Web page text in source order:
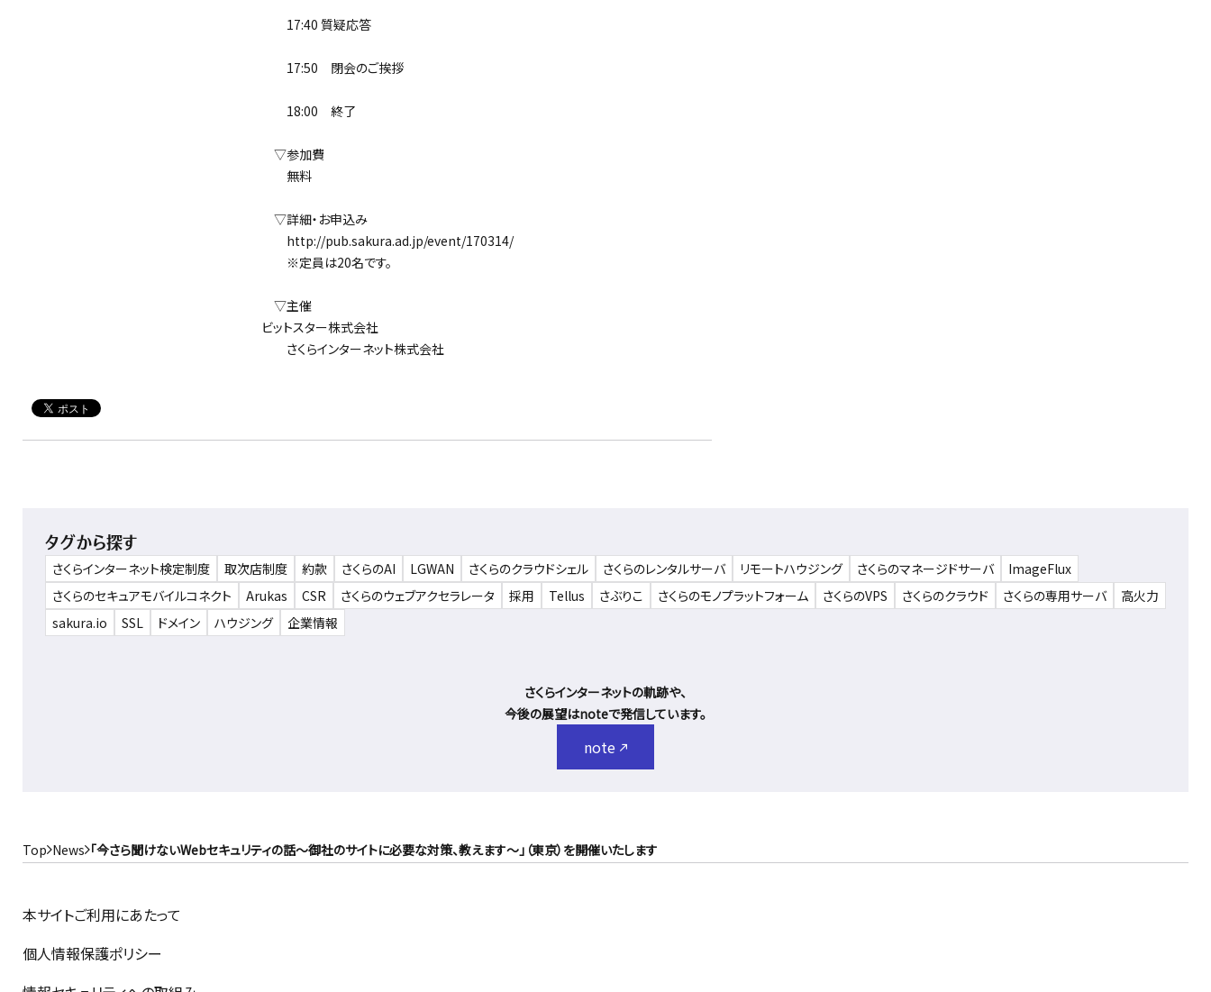
17:40 質疑応答
17:50 閉会のご挨拶
18:00 終了
▽参加費
無料
▽詳細・お申込み
http://pub.sakura.ad.jp/event/170314/
※定員は20名です。
▽主催
ビットスター株式会社
さくらインターネット株式会社
タグから探す
さくらインターネット検定制度 取次店制度 約款 さくらのAI LGWAN さくらのクラウドシェル さくらのレンタルサーバ リモートハウジング さくらのマネージドサーバ
ImageFlux
さくらのセキュアモバイルコネクト
Arukas CSR さくらのウェブアクセラレータ 採用 Tellus さぶりこ さくらのモノプラットフォーム さくらのVPS さくらのクラウド さくらの専用サーバ
高火力
sakura.io
SSL ドメイン ハウジング 企業情報
さくらインターネットの軌跡や、
今後の展望はnoteで発信しています。
note
Top News 「今さら聞けないWebセキュリティの話～御社のサイトに必要な対策、教えます～」（東京）を開催いたします
本サイトご利用にあたって
個人情報保護ポリシー